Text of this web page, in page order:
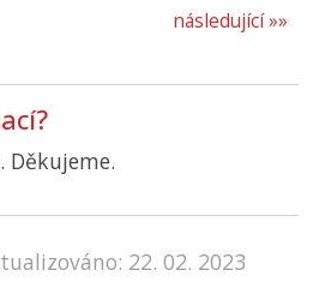
následující »»
Děkujeme.
22. 02. 2023